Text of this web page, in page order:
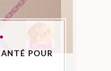
POUR